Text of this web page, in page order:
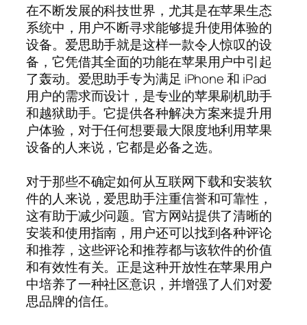
在不断发展的科技世界，尤其是在苹果生态
系统中，用户不断寻求能够提升使用体验的
设备。爱思助手就是这样一款令人惊叹的设
备，它凭借其全面的功能在苹果用户中引起
了轰动。爱思助手专为满足 iPhone 和 iPad
用户的需求而设计，是专业的苹果刷机助手
和越狱助手。它提供各种解决方案来提升用
户体验，对于任何想要最大限度地利用苹果
设备的人来说，它都是必备之选。
对于那些不确定如何从互联网下载和安装软
件的人来说，爱思助手注重信誉和可靠性，
这有助于减少问题。官方网站提供了清晰的
安装和使用指南，用户还可以找到各种评论
和推荐，这些评论和推荐都与该软件的价值
和有效性有关。正是这种开放性在苹果用户
中培养了一种社区意识，并增强了人们对爱
思品牌的信任。